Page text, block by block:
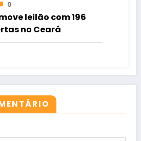
0
leilão com 196
no Ceará